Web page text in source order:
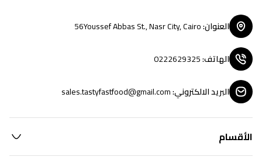
العنوان:
56Youssef Abbas St., Nasr City, Cairo
الهاتف:
0222629325
البريد الالكتروني:
sales.tastyfastfood@gmail.com
الأقسام